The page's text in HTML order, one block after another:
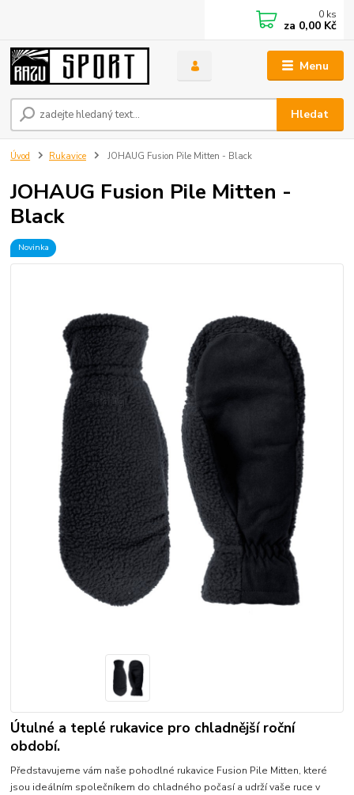
Menu
Hledat
0 ks
za 0,00 Kč
Úvod Rukavice JOHAUG Fusion Pile Mitten - Black
JOHAUG Fusion Pile Mitten -
Black
Novinka
Útulné a teplé rukavice pro chladnější roční
období.
Představujeme vám naše pohodlné rukavice Fusion Pile Mitten, které
jsou ideálním společníkem do chladného počasí a udrží vaše ruce v